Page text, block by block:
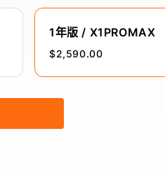
1年版 / X1PROMAX
$2,590.00